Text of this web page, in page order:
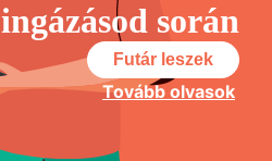
ingázásod során
Futár leszek
Tovább olvasok